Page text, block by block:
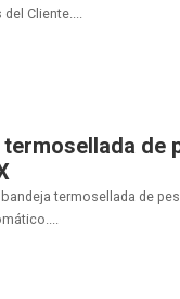
Cliente....
termosellada de
termosellada de